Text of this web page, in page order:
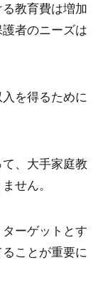
教育費は増加
者のニーズは
を得るために
、大手家庭教
せん。
ーゲットとす
ことが重要に